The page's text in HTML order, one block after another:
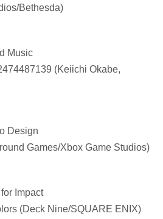
Bethesda)
Music
(Keiichi Okabe,
Design
Games/Xbox Game Studios)
Impact
(Deck Nine/SQUARE ENIX)